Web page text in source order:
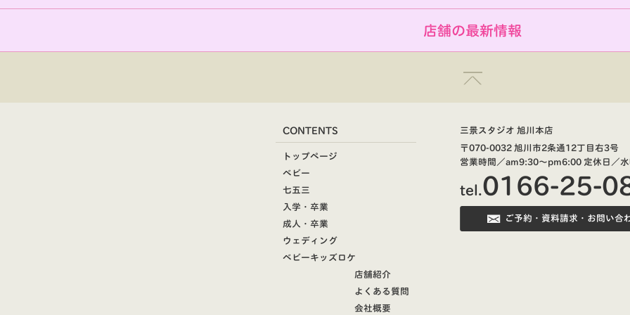
店舗の最新情報
CONTENTS
トップページ
ベビー
七五三
入学・卒業
成人・卒業
ウェディング
ベビーキッズロケ
店舗紹介
よくある質問
会社概要
三景スタジオ 旭川本店
〒070-0032 旭川市2条通12丁目右3号
営業時間／am9:30～pm6:00 定休日／水
tel.0166-25-
ご予約・資料請求・お問い合